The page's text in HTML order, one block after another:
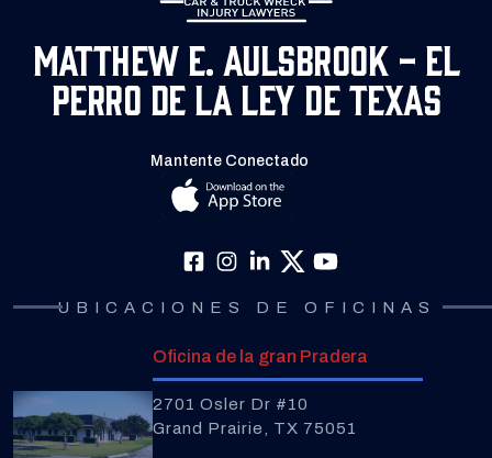
Matthew E. Aulsbrook - El
Perro de la Ley de Texas
Mantente Conectado
UBICACIONES DE OFICINAS
Oficina de la gran Pradera
2701 Osler Dr #10
Grand Prairie, TX 75051